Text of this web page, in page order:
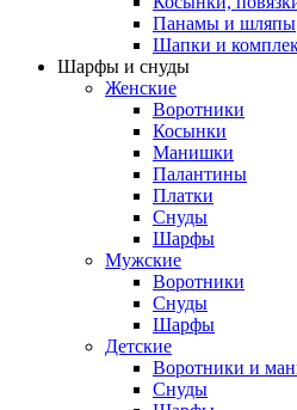
Панамы и шляпы
Шапки и
Шарфы и снуды
Женские
Воротники
Косынки
Манишки
Палантины
Платки
Снуды
Шарфы
Мужские
Воротники
Снуды
Шарфы
Детские
Воротники и
Снуды